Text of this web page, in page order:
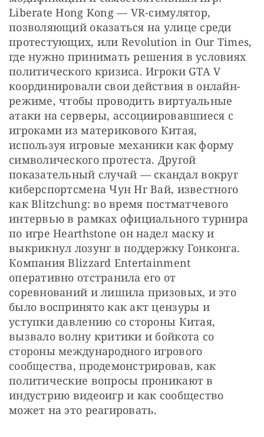
Liberate Hong Kong — VR-симулятор,
позволяющий оказаться на улице среди
протестующих, или Revolution in Our Times,
где нужно принимать решения в условиях
политического кризиса. Игроки GTA V
координировали свои действия в онлайн-
режиме, чтобы проводить виртуальные
атаки на серверы, ассоциировавшиеся с
игроками из материкового Китая,
используя игровые механики как форму
символического протеста. Другой
показательный случай — скандал вокруг
киберспортсмена Чун Нг Вай, известного
как Blitzchung: во время постматчевого
интервью в рамках официального турнира
по игре Hearthstone он надел маску и
выкрикнул лозунг в поддержку Гонконга.
Компания Blizzard Entertainment
оперативно отстранила его от
соревнований и лишила призовых, и это
было воспринято как акт цензуры и
уступки давлению со стороны Китая,
вызвало волну критики и бойкота со
стороны международного игрового
сообщества, продемонстрировав, как
политические вопросы проникают в
индустрию видеоигр и как сообщество
может на это реагировать.